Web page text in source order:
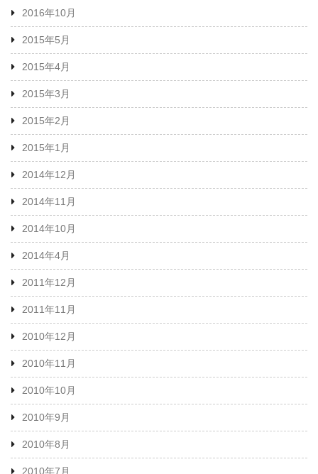
2016年10月
2015年5月
2015年4月
2015年3月
2015年2月
2015年1月
2014年12月
2014年11月
2014年10月
2014年4月
2011年12月
2011年11月
2010年12月
2010年11月
2010年10月
2010年9月
2010年8月
2010年7月